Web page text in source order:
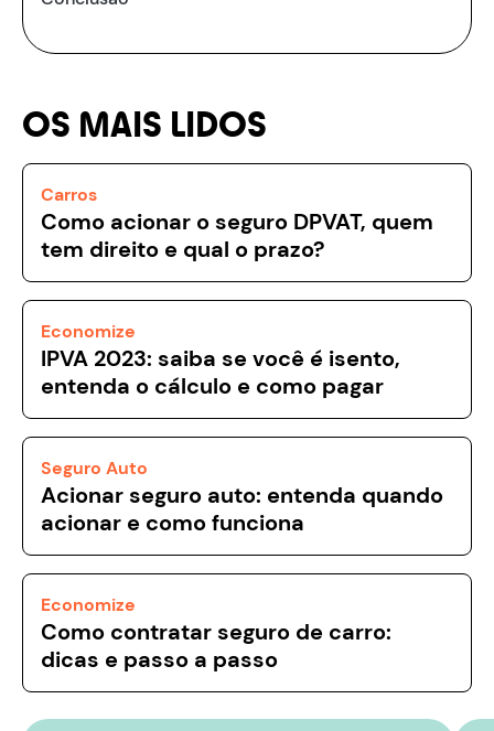
OS MAIS LIDOS
Carros
Como acionar o seguro DPVAT, quem
tem direito e qual o prazo?
Economize
IPVA 2023: saiba se você é isento,
entenda o cálculo e como pagar
Seguro Auto
Acionar seguro auto: entenda quando
acionar e como funciona
Economize
Como contratar seguro de carro:
dicas e passo a passo